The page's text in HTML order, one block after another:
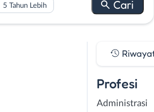
5 Tahun Lebih
Profesi
Administrasi